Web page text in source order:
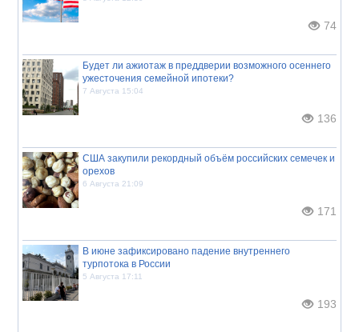
74
Будет ли ажиотаж в преддверии возможного осеннего
ужесточения семейной ипотеки?
7 Августа 15:04
136
США закупили рекордный объём российских семечек и
орехов
6 Августа 21:09
171
В июне зафиксировано падение внутреннего
турпотока в России
5 Августа 17:11
193